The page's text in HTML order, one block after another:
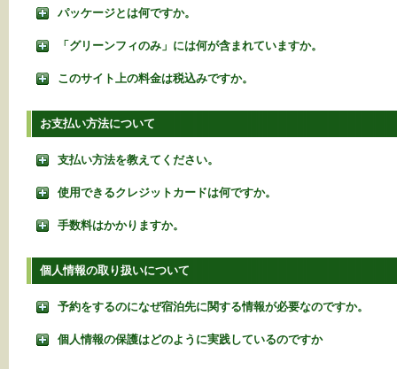
パッケージとは何ですか。
「グリーンフィのみ」には何が含まれていますか。
このサイト上の料金は税込みですか。
お支払い方法について
支払い方法を教えてください。
使用できるクレジットカードは何ですか。
手数料はかかりますか。
個人情報の取り扱いについて
予約をするのになぜ宿泊先に関する情報が必要なのですか。
個人情報の保護はどのように実践しているのですか